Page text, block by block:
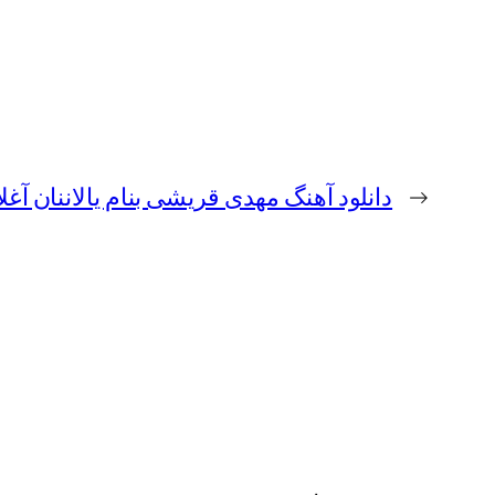
← دانلود آهنگ مهدی قریشی بنام یالاننان